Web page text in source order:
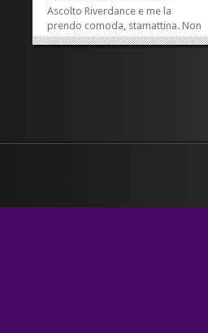
Ascolto Riverdance e me la
prendo comoda, stamattina. Non
perché è il primo maggio – sono